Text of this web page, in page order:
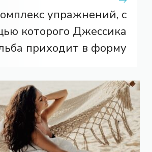
упражнений, с
которого Джессика
приходит в форму